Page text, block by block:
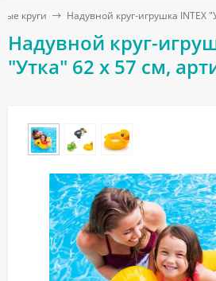
круги Надувной круг-игрушка INTEX
Надувной круг-
"Утка" 62 x 57 см,